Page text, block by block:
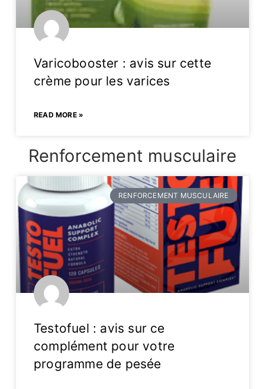
Varicobooster : avis sur cette
crème pour les varices
READ MORE »
Renforcement musculaire
RENFORCEMENT MUSCULAIRE
Testofuel : avis sur ce
complément pour votre
programme de pesée